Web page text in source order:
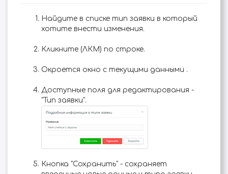
Найдите в списке тип заявки в который
хотите внести изменения.
Кликните (ЛКМ) по строке.
Окроется окно с текущими данными .
Доступные поля для редактирования -
"Тип заявки".
Кнопка "Сохранить" - сохраняет